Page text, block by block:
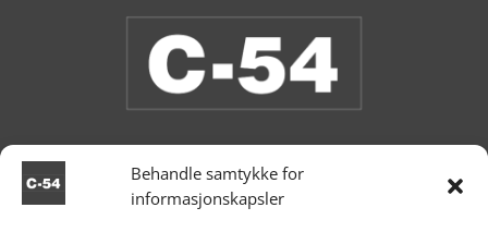
Behandle samtykke for
informasjonskapsler